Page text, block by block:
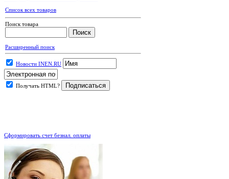
Список всех товаров
Поиск товара
Расширенный поиск
Новости INEN.RU
Получать HTML?
Сформировать счет безнал. оплаты